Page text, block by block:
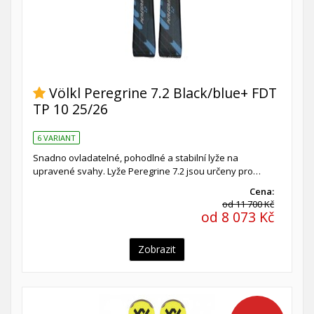
Völkl Peregrine 7.2 Black/blue+ FDT
TP 10 25/26
6 VARIANT
Snadno ovladatelné, pohodlné a stabilní lyže na
upravené svahy. Lyže Peregrine 7.2 jsou určeny pro…
Cena:
od 11 700 Kč
od 8 073 Kč
Zobrazit